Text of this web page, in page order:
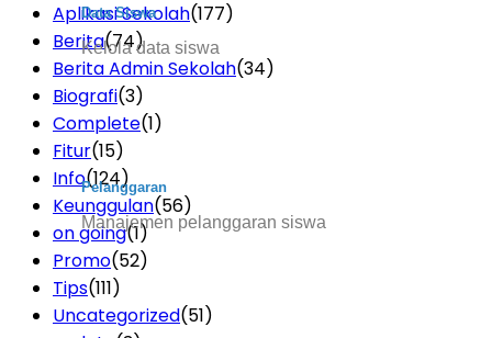
Data Siswa
Kelola data siswa
Pelanggaran
Manajemen pelanggaran siswa
Aplikasi Sekolah(177)
Berita(74)
Berita Admin Sekolah(34)
Biografi(3)
Complete(1)
Fitur(15)
Info(124)
Keunggulan(56)
on going(1)
Promo(52)
Tips(111)
Uncategorized(51)